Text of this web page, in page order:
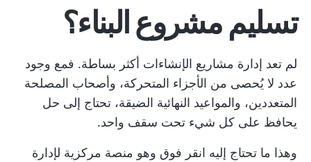
تسليم مشروع البناء؟
لم تعد إدارة مشاريع الإنشاءات أكثر بساطة. فمع وجود
عدد لا يُحصى من الأجزاء المتحركة، وأصحاب المصلحة
المتعددين، والمواعيد النهائية الضيقة، تحتاج إلى حل
يحافظ على كل شيء تحت سقف واحد.
وهذا ما تحتاج إليه انقر فوق وهو منصة مركزية لإدارة